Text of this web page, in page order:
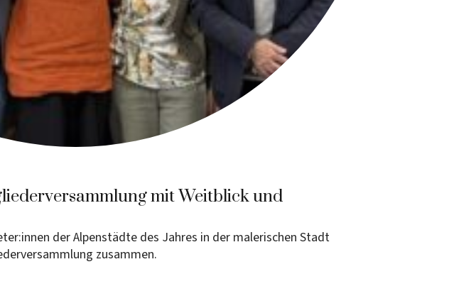
mit Weitblick und
der Alpenstädte des Jahres in der malerischen Stadt
zusammen.